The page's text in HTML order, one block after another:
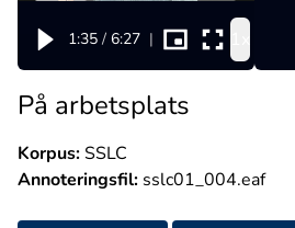
1:35 / 6:27 |
På arbetsplats
Korpus:SSLC
Annoteringsfil: sslc01_004.eaf